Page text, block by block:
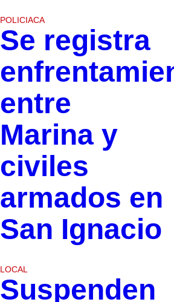
POLICIACA
Se registra
entre
Marina y
civiles
armados en
San Ignacio
LOCAL
Suspenden